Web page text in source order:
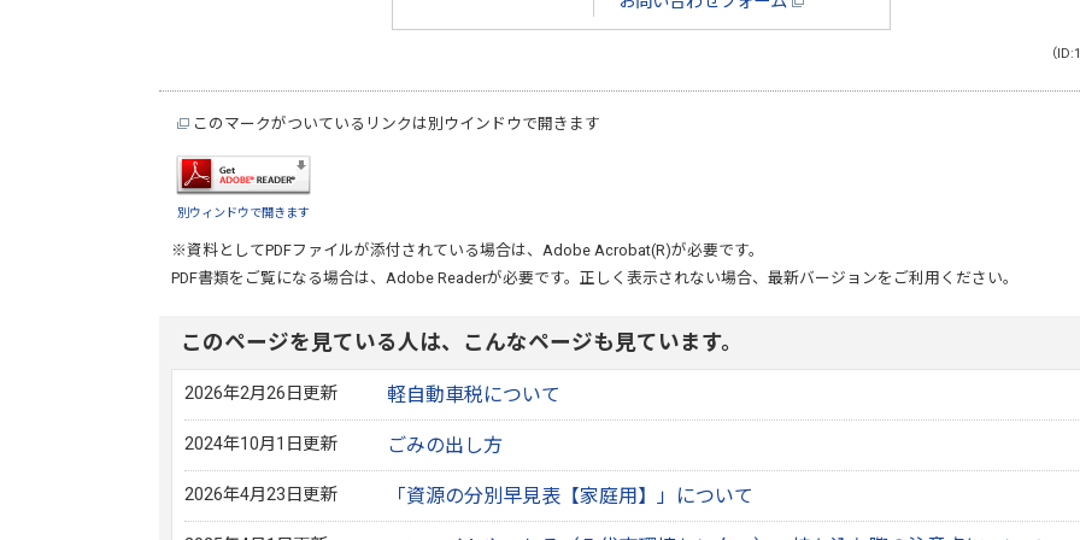
（
このマークがついているリンクは別ウインドウで開きます
別ウィンドウで開きます
※資料としてPDFファイルが添付されている場合は、 Adobe Acrobat(R)が必要です。
PDF書類をご覧になる場合は、 Adobe Readerが必要です。正しく表示されない場合、最新バージョンをご利用ください。
このページを見ている人は、こんなページも見ています。
2026年2月26日更新 軽自動車税について
2024年10月1日更新 ごみの出し方
2026年4月23日更新 「資源の分別早見表【家庭用】」について